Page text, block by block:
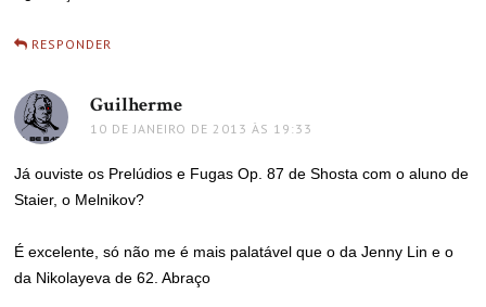
RESPONDER
Guilherme
10 DE JANEIRO DE 2013 ÀS 19:33
Já ouviste os Prelúdios e Fugas Op. 87 de Shosta com o aluno de
Staier, o Melnikov?
É excelente, só não me é mais palatável que o da Jenny Lin e o
da Nikolayeva de 62. Abraço